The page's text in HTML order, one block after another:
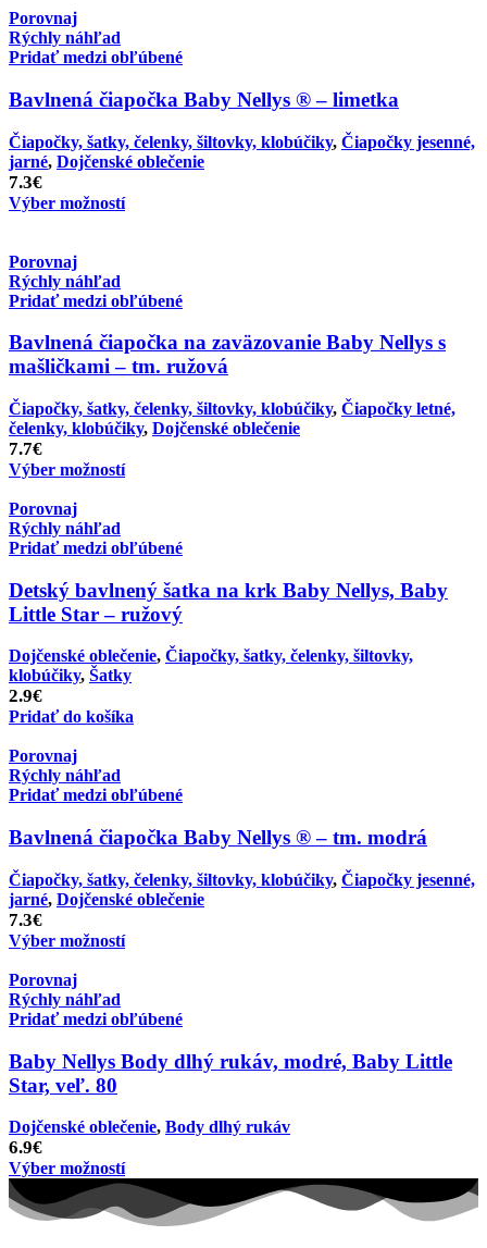
Porovnaj
Rýchly náhľad
Pridať medzi obľúbené
Bavlnená čiapočka Baby Nellys ® – limetka
Čiapočky, šatky, čelenky, šiltovky, klobúčiky, Čiapočky jesenné,
jarné, Dojčenské oblečenie
7.3€
Výber možností
Porovnaj
Rýchly náhľad
Pridať medzi obľúbené
Bavlnená čiapočka na zaväzovanie Baby Nellys s
mašličkami – tm. ružová
Čiapočky, šatky, čelenky, šiltovky, klobúčiky, Čiapočky letné,
čelenky, klobúčiky, Dojčenské oblečenie
7.7€
Výber možností
Porovnaj
Rýchly náhľad
Pridať medzi obľúbené
Detský bavlnený šatka na krk Baby Nellys, Baby
Little Star – ružový
Dojčenské oblečenie, Čiapočky, šatky, čelenky, šiltovky,
klobúčiky, Šatky
2.9€
Pridať do košíka
Porovnaj
Rýchly náhľad
Pridať medzi obľúbené
Bavlnená čiapočka Baby Nellys ® – tm. modrá
Čiapočky, šatky, čelenky, šiltovky, klobúčiky, Čiapočky jesenné,
jarné, Dojčenské oblečenie
7.3€
Výber možností
Porovnaj
Rýchly náhľad
Pridať medzi obľúbené
Baby Nellys Body dlhý rukáv, modré, Baby Little
Star, veľ. 80
Dojčenské oblečenie, Body dlhý rukáv
6.9€
Výber možností